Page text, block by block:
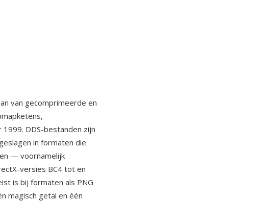
van gecomprimeerde en
DDS-bestanden zijn
in formaten die
— voornamelijk
versies BC4 tot en
is bij formaten als PNG
magisch getal en één